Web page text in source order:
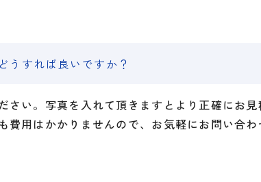
うすれば良いですか？
い。写真を入れて頂きますとより正確にお
用はかかりませんので、お気軽にお問い合わ